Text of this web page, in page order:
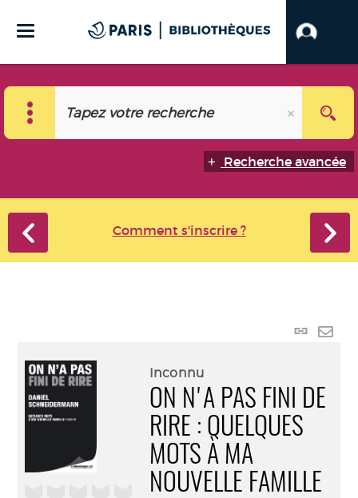
Recherche avancée
Comment s'inscrire ?
Lien
mail
Inconnu
ON N'A PAS FINI DE
RIRE : QUELQUES
MOTS À MA
NOUVELLE FAMILLE